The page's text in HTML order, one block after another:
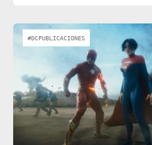
#DCPUBLICACIONES